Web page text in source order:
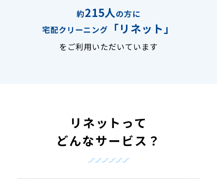
約215人の方に
宅配クリーニング
「リネット」
をご利用いただいています
リネットって
どんなサービス？